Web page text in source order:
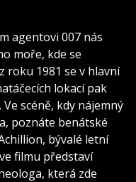
agentovi 007 nás
moře, kde se
roku 1981 se v hlavní
lokací pak
scéně, kdy nájemný
poznáte benátské
bývalé letní
filmu představí
která zde